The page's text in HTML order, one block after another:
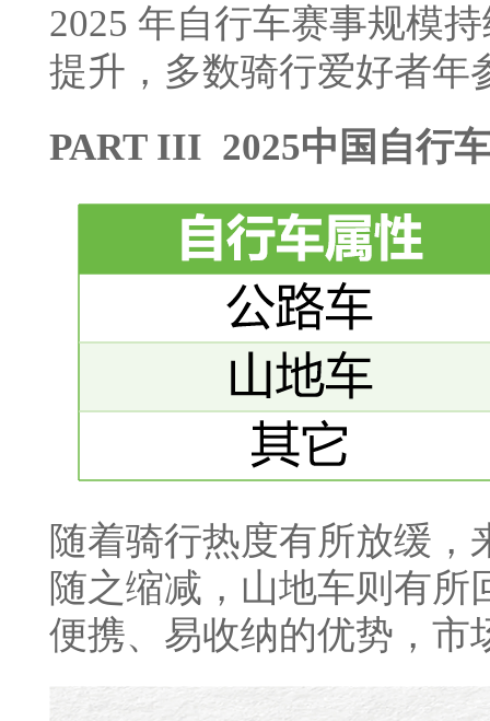
2025 年自行车赛事规模
提升，多数骑行爱好者年
PART III 2025中国自行
随着骑行热度有所放缓
随之缩减，山地车则有
便携、易收纳的优势，市